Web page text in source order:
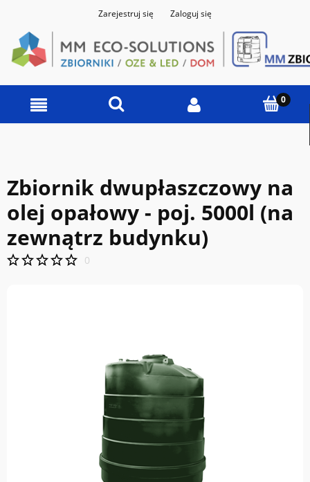
Zarejestruj się Zaloguj się
Zbiornik dwupłaszczowy na
olej opałowy - poj. 5000l (na
zewnątrz budynku)
0